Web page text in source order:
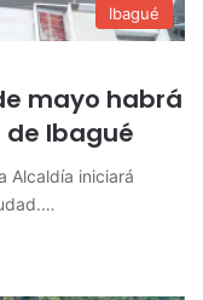
Ibagué
mayo habrá
de Ibagué
Alcaldía iniciará